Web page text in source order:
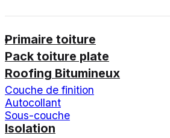
Primaire toiture
Pack toiture plate
Roofing Bitumineux
Couche de finition
Autocollant
Sous-couche
Isolation